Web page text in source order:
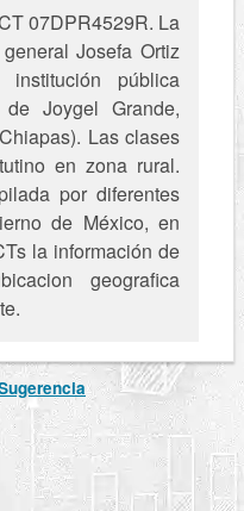
07DPR4529R. La
Josefa Ortiz
pública
Joygel Grande,
Las clases
en zona rural.
por diferentes
de México, en
la información de
geografica